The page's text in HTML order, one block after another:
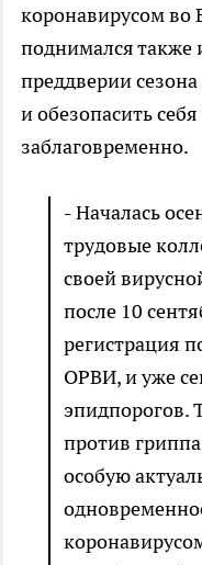
коронавирусом во
поднимался также
преддверии
и обезопасить
заблаговременно.
- Началась
трудовые
своей
после 10
регистрация
ОРВИ, и уже
эпидпорогов.
против
особую